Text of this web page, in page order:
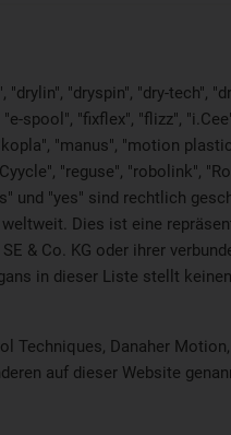
"dryspin", "dry-tech",
spool", "fixflex", "flizz",
"manus", "motion
"reguse", "robolink",
und "yes" sind rechtlich
Dies ist eine
& Co. KG oder ihrer
in dieser Liste stellt
Danaher Motion,
auf dieser Website